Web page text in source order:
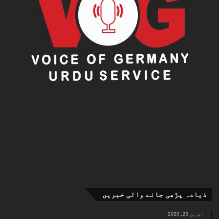
اسرائیل نے غزہ کے سینکڑوں گلوبل سمود فلوٹیلا
وزیر خزانہ سکاٹ بیسنٹ نے "دہشت گردی کے حامی” قرار
دیا۔
ذیادہ پڑھی جانے والی خبریں
اپریل 25, 2020